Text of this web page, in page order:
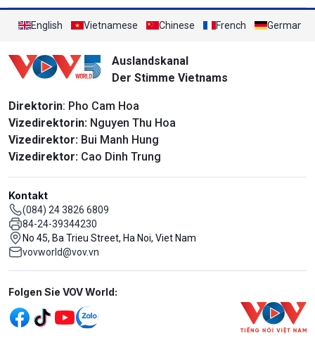
English Vietnamese Chinese French German
Auslandskanal
Der Stimme Vietnams
Direktorin: Pho Cam Hoa
Vizedirektorin: Nguyen Thu Hoa
Vizedirektor: Bui Manh Hung
Vizedirektor: Cao Dinh Trung
Kontakt
(084) 24 3826 6809
84-24-39344230
No 45, Ba Trieu Street, Ha Noi, Viet Nam
vovworld@vov.vn
Mạng xã hội
Folgen Sie VOV World: